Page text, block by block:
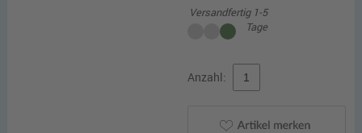
Versandfertig 1-5
Tage
Anzahl: